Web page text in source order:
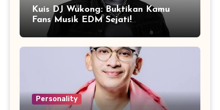
Kuis DJ Wukong: Buktikan Kamu
Fans Musik EDM Sejati!
Personality